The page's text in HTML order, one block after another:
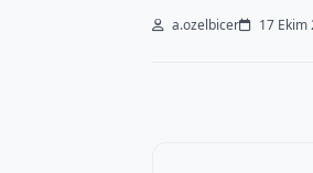
a.ozelbicer 17 Ekim